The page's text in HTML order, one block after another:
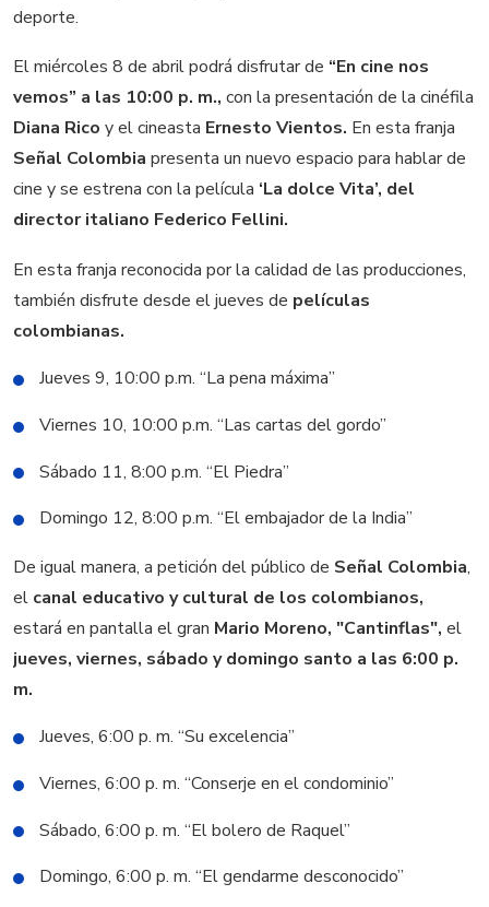
deporte.
El miércoles 8 de abril podrá disfrutar de “En cine nos
vemos” a las 10:00 p. m., con la presentación de la cinéfila
Diana Rico y el cineasta Ernesto Vientos. En esta franja
Señal Colombia presenta un nuevo espacio para hablar de
cine y se estrena con la película ‘La dolce Vita’, del
director italiano Federico Fellini.
En esta franja reconocida por la calidad de las producciones,
también disfrute desde el jueves de películas
colombianas.
Jueves 9, 10:00 p.m. “La pena máxima”
Viernes 10, 10:00 p.m. “Las cartas del gordo”
Sábado 11, 8:00 p.m. “El Piedra”
Domingo 12, 8:00 p.m. “El embajador de la India”
De igual manera, a petición del público de Señal Colombia,
el canal educativo y cultural de los colombianos,
estará en pantalla el gran Mario Moreno, "Cantinflas", el
jueves, viernes, sábado y domingo santo a las 6:00 p.
m.
Jueves, 6:00 p. m. “Su excelencia”
Viernes, 6:00 p. m. “Conserje en el condominio”
Sábado, 6:00 p. m. “El bolero de Raquel”
Domingo, 6:00 p. m. “El gendarme desconocido”